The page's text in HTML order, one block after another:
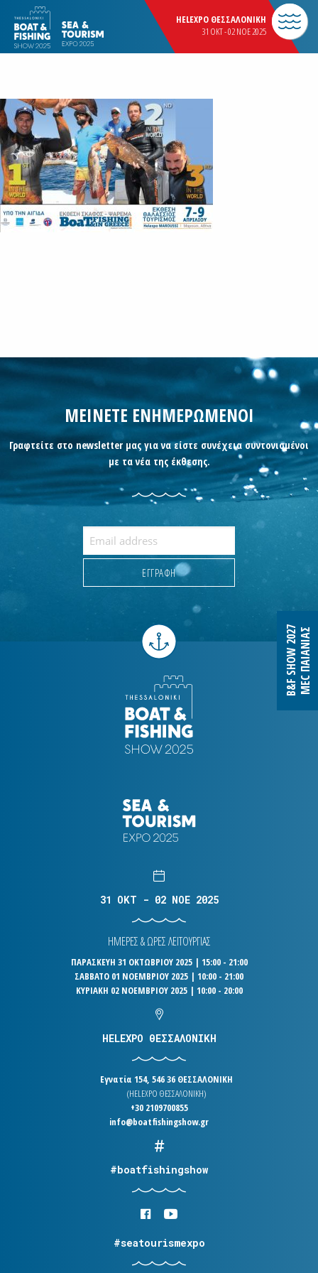
HELEXPO ΘΕΣΣΑΛΟΝΙΚΗ
31 OKT - 02 NOE 2025
B&F SHOW 2027MEC ΠΑΙΑΝΙΑΣ
ΜΕΙΝΕΤΕ ΕΝΗΜΕΡΩΜΕΝΟΙ
Γραφτείτε στο newsletter μας για να είστε συνέχεια συντονισμένοι
με τα νέα της έκθεσης.
31 OKT - 02 NOE 2025
ΗΜΕΡΕΣ & ΩΡΕΣ ΛΕΙΤΟΥΡΓΙΑΣ
ΠΑΡΑΣΚΕΥΗ 31 ΟΚΤΩΒΡΙΟΥ 2025 | 15:00 - 21:00
ΣΑΒΒΑΤΟ 01 ΝΟΕΜΒΡΙΟΥ 2025 | 10:00 - 21:00
ΚΥΡΙΑΚΗ 02 ΝΟΕΜΒΡΙΟΥ 2025 | 10:00 - 20:00
HELEXPO ΘΕΣΣΑΛΟΝΙΚΗ
Εγνατία 154, 546 36 ΘΕΣΣΑΛΟΝΙΚΗ
(HELEXPO ΘΕΣΣΑΛΟΝΙΚΗ)
+30 2109700855
info@boatfishingshow.gr
#boatfishingshow
#seatourismexpo